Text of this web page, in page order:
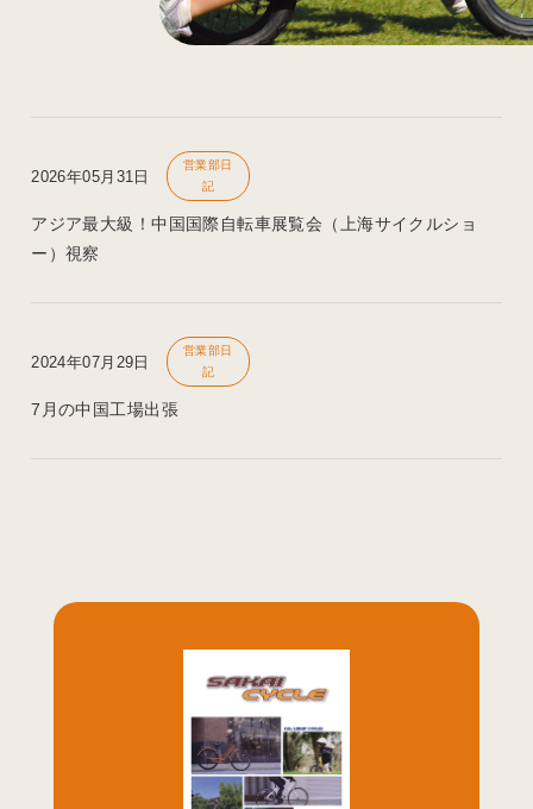
2026年05月31日
営業部日
記
アジア最大級！中国国際自転車展覧会（上海サイクルショ
ー）視察
2024年07月29日
営業部日
記
7月の中国工場出張